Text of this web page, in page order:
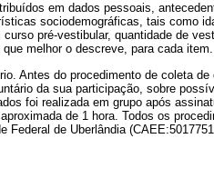
em dados pessoais,
sociodemográficas, tais como
pré-vestibular, quantidade de
melhor o descreve, para cada item.
Antes do procedimento de coleta
da sua participação, sobre
foi realizada em grupo após
de 1 hora. Todos os
de Uberlândia